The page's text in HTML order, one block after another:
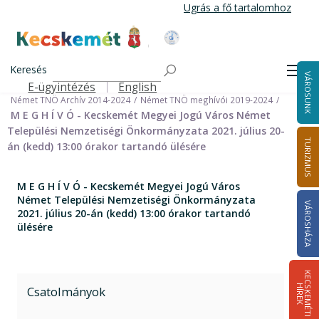
tartalomra
Ugrás a fő tartalomhoz
Kecskemét Város Honlapja
Keresés
Felső navigáció
E-ügyintézés English VÁROSUNK
TURIZMUS
VÁROSHÁZA
K
E
C
S
K
E
M
É
T
I
HÍ
R
E
K
Önkormányzat
Nemzetiségi Önkormányzatok
Német Települési Nemzetiségi Önkormányzat
Német TNÖ Archív 2014-2024
Német TNÖ meghívói 2019-2024
M E G H Í V Ó - Kecskemét Megyei Jogú Város Német
Települési Nemzetiségi Önkormányzata 2021. július 20-
án (kedd) 13:00 órakor tartandó ülésére
M E G H Í V Ó - Kecskemét Megyei Jogú Város
Német Települési Nemzetiségi Önkormányzata
2021. július 20-án (kedd) 13:00 órakor tartandó
ülésére
Csatolmányok